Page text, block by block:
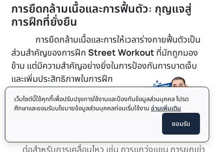
การยืดกล้ามเนื้อและการฟื้นตัว: กุญแจสู่
การฝึกที่ยั่งยืน
การยืดกล้ามเนื้อและการให้เวลาร่างกายฟื้นตัวเป็น
ส่วนสำคัญของการฝึกStreet Workout ที่มักถูกมอง
ข้าม แต่มีความสำคัญอย่างยิ่งในการป้องกันการบาดเจ็บ
และเพิ่มประสิทธิภาพในการฝึก
การยืดกล้ามเนื้อ:
ยืดเหยียดก่อนการฝึก: ทำการยืดเหยียดแบบไดนามิก
(Dynamic stretching) เพื่อเตรียมกล้ามเนื้อและข้อ
ต่อสำหรับการเคลื่อนไหว เช่น การแกว่งแขน การยกเข่า
เว็บไซต์นี้ใช้คุกกี้เพื่อปรับปรุงการใช้งานและป้องกันข้อมูลส่วนบุคคล โปรด
ศึกษาและยอมรับนโยบายข้อมูลส่วนบุคคลก่อนเริ่มใช้งาน อ่านเพิ่มเติม
ยอมรับ